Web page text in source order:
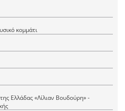
κομμάτι
Ελλάδας «Λίλιαν Βουδούρη» -